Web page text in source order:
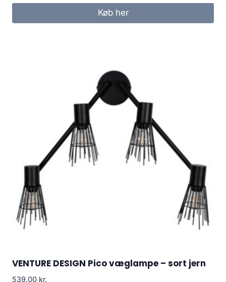
Køb her
VENTURE DESIGN Pico væglampe – sort jern
539.00 kr.